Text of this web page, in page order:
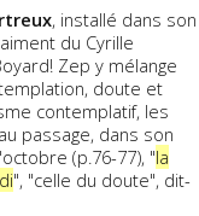
, installé dans son
du Cyrille
Zep y mélange
doute et
contemplatif, les
passage, dans son
(p.76-77), "la
", "celle du doute", dit-